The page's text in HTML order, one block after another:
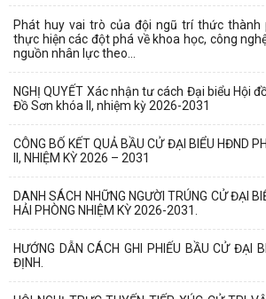
Phát huy vai trò của đội ngũ trí thức thành
thực hiện các đột phá về khoa học, công
nguồn nhân lực theo...
NGHỊ QUYẾT Xác nhận tư cách Đại biểu Hội
Đồ Sơn khóa II, nhiệm kỳ 2026-2031
CÔNG BỐ KẾT QUẢ BẦU CỬ ĐẠI BIỂU HĐND
II, NHIỆM KỲ 2026 – 2031
DANH SÁCH NHỮNG NGƯỜI TRÚNG CỬ ĐẠI
HẢI PHÒNG NHIỆM KỲ 2026-2031.
HƯỚNG DẪN CÁCH GHI PHIẾU BẦU CỬ ĐẠI
ĐỊNH.